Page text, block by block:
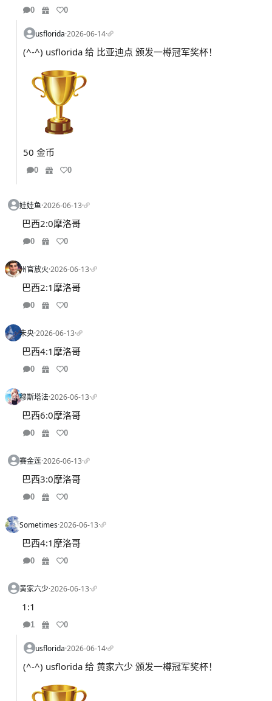
0 0
usflorida·2026-06-14·
(^-^) usflorida 给 比亚迪点 颁发一樽冠军奖杯！
50 金币
0 0
娃娃鱼·2026-06-13·
巴西2:0摩洛哥
0 0
州官放火·2026-06-13·
巴西2:1摩洛哥
0 0
未央·2026-06-13·
巴西4:1摩洛哥
0 0
穆斯塔法·2026-06-13·
巴西6:0摩洛哥
0 0
赛金莲·2026-06-13·
巴西3:0摩洛哥
0 0
Sometimes·2026-06-13·
巴西4:1摩洛哥
0 0
黄家六少·2026-06-13·
1:1
1 0
usflorida·2026-06-14·
(^-^) usflorida 给 黄家六少 颁发一樽冠军奖杯！